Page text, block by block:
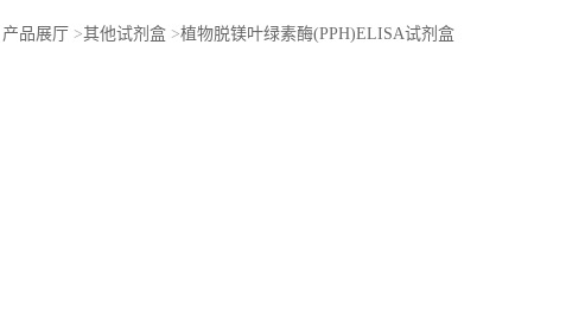
产品展厅 >其他试剂盒>植物脱镁叶绿素酶(PPH)ELISA试剂盒